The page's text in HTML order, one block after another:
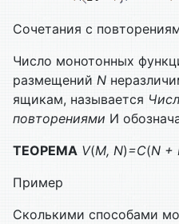
Сочетания с
Число монотонных
размещений N
ящикам, называется
повторениями И
ТЕОРЕМА V(M, N)=C(N +
Пример
Сколькими способами